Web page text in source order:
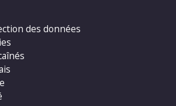
des données